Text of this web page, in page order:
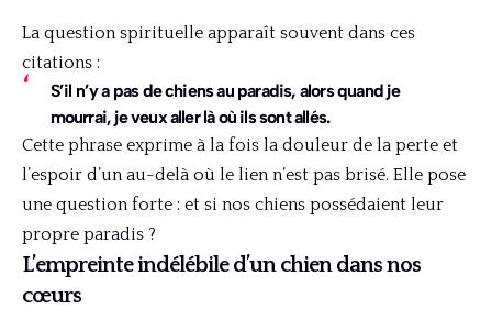
La question spirituelle apparaît souvent dans ces
citations :
S’il n’y a pas de chiens au paradis, alors quand je
mourrai, je veux aller là où ils sont allés.
Cette phrase exprime à la fois la douleur de la perte et
l’espoir d’un au-delà où le lien n’est pas brisé. Elle pose
une question forte : et si nos chiens possédaient leur
propre paradis ?
L’empreinte indélébile d’un chien dans nos
cœurs